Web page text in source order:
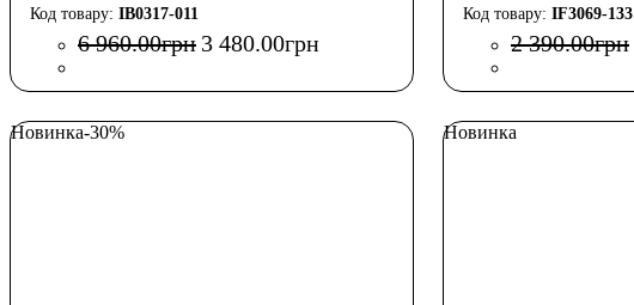
IB0317-011
6 960.00грн 3 480.00грн
IF3069-133
2 390.00грн
Новинка-30% Новинка